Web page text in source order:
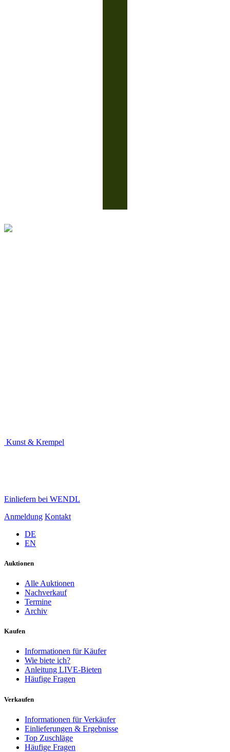
Kunst & Krempel
Einliefern bei WENDL
Anmeldung Kontakt
DE
EN
Auktionen
Alle Auktionen
Nachverkauf
Termine
Archiv
Kaufen
Informationen für Käufer
Wie biete ich?
Anleitung LIVE-Bieten
Häufige Fragen
Verkaufen
Informationen für Verkäufer
Einlieferungen & Ergebnisse
Top Zuschläge
Häufige Fragen